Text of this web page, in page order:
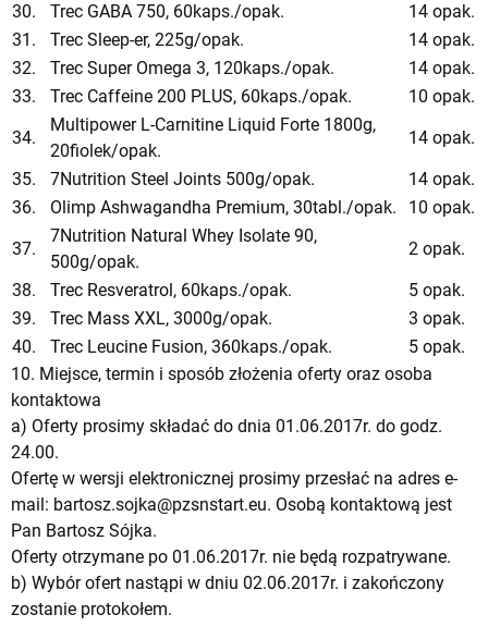
30.
Trec GABA 750, 60kaps./opak.
14 opak.
31.
Trec Sleep-er, 225g/opak.
14 opak.
32.
Trec Super Omega 3, 120kaps./opak.
14 opak.
33.
Trec Caffeine 200 PLUS, 60kaps./opak.
10 opak.
34.
Multipower L-Carnitine Liquid Forte 1800g,
20fiolek/opak.
14 opak.
35.
7Nutrition Steel Joints 500g/opak.
14 opak.
36.
Olimp Ashwagandha Premium, 30tabl./opak.
10 opak.
37.
7Nutrition Natural Whey Isolate 90,
500g/opak.
2 opak.
38.
Trec Resveratrol, 60kaps./opak.
5 opak.
39.
Trec Mass XXL, 3000g/opak.
3 opak.
40.
Trec Leucine Fusion, 360kaps./opak.
5 opak.
10. Miejsce, termin i sposób złożenia oferty oraz osoba
kontaktowa
a) Oferty prosimy składać do dnia 01.06.2017r. do godz.
24.00.
Ofertę w wersji elektronicznej prosimy przesłać na adres e-
mail: bartosz.sojka@pzsnstart.eu. Osobą kontaktową jest
Pan Bartosz Sójka.
Oferty otrzymane po 01.06.2017r. nie będą rozpatrywane.
b) Wybór ofert nastąpi w dniu 02.06.2017r. i zakończony
zostanie protokołem.